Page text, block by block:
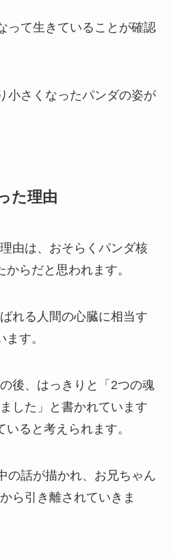
って生きていることが確認
小さくなったパンダの姿が
た理由
由は、おそらくパンダ核
らだと思われます。
れる人間の心臓に相当す
す。
後、はっきりと「2つの魂
した」と書かれています
ると考えられます。
の話が描かれ、お兄ちゃん
ら引き離されていきま